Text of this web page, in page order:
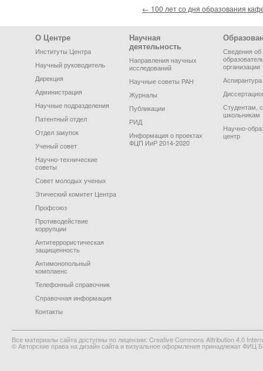
Post navigation
← 100 лет со дня образования
Footer Menu
О Центре
Институты Центра
Научный руководитель
Дирекция
Администрация
Научные подразделения
Патентный отдел
Отдел закупок
Ученый совет
Научно-технические
советы
Совет молодых ученых
Этический комитет Центра
Профсоюз
Противодействие
коррупции
Антитеррористическая
защищенность
Антимонопольный
комплаенс
Телефонный справочник
Справочная информация
Контакты
Научная
деятельность
Направления научных
исследований
Научные советы РАН
Журналы
Публикации
РИД
Информация о проектах
ФЦП ИиР 2014-2020
Сведения об
организации
Аспирантура
Студентам,
школьникам
Научно-
центр
Все материалы сайта доступны по лицензии: Creative Commons Attribution 4.0
© Авторские права на дизайн сайта и визуальное оформления принадлежат ФИЦ